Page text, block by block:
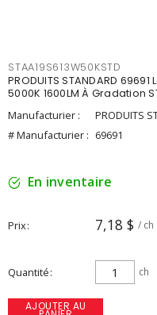
STAA19S613W50KSTD
PRODUITS STANDARD 69691
5000K 1600LM À Gradation
Manufacturier :
PRODUITS
# Manufacturier : 69691
En inventaire
Prix 7,18 $ / ch
Quantité ch
AJOUTER AU